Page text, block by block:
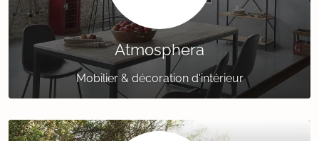
Atmosphera
Mobilier & décoration d'intérieur